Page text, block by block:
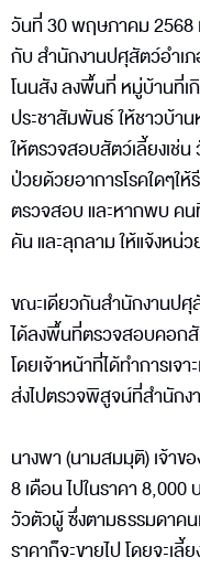
วันที่ 30 พฤษภาคม 2568
กับ สำนักงานปศุสัตว์อำเ
โนนสัง ลงพื้นที่ หมู่บ้านที่เ
ประชาสัมพันธ์ ให้ชาวบ้า
ให้ตรวจสอบสัตว์เลี้ยงเช่
ป่วยด้วยอาการโรคใดๆ
ตรวจสอบ และหากพบ ค
คัน และลุกลาม ให้แจ้งหน่
ขณะเดียวกันสำนักงานปศุ
ได้ลงพื้นที่ตรวจสอบคอก
โดยเจ้าหน้าที่ได้ทำการเจ
ส่งไปตรวจพิสูจน์ที่สำนักง
นางพา (นามสมมุติ) เจ้าข
8 เดือน ไปในราคา 8,000
วัวตัวผู้ ซึ่งตามธรรมดาค
ราคาก็จะขายไป โดยจะเ